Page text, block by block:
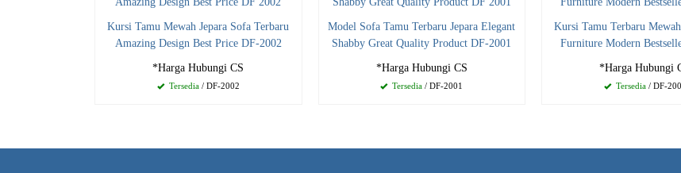
Kursi Tamu Mewah Jepara Sofa Terbaru
Amazing Design Best Price DF-2002
*Harga Hubungi CS
Tersedia/ DF-2002
Model Sofa Tamu Terbaru Jepara Elegant
Shabby Great Quality Product DF-2001
*Harga Hubungi CS
Tersedia / DF-2001
Kursi Tamu Terbaru
Furniture Modern
*Harga Hubungi
Tersedia/ DF-